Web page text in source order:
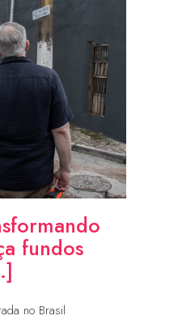
fundos
no Brasil